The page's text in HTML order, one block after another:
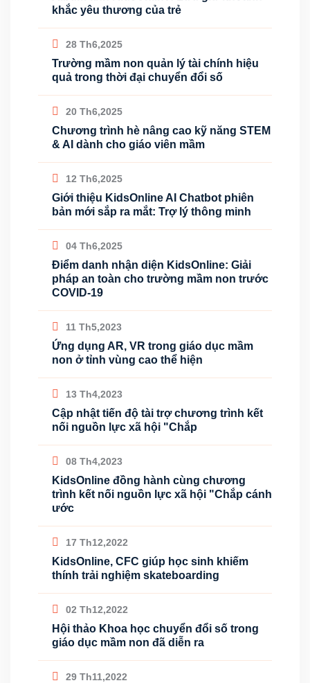
khắc yêu thương của trẻ
28 Th6,2025
Trường mầm non quản lý tài chính hiệu
quả trong thời đại chuyển đổi số
20 Th6,2025
Chương trình hè nâng cao kỹ năng STEM
& AI dành cho giáo viên mầm
12 Th6,2025
Giới thiệu KidsOnline AI Chatbot phiên
bản mới sắp ra mắt: Trợ lý thông minh
04 Th6,2025
Điểm danh nhận diện KidsOnline: Giải
pháp an toàn cho trường mầm non trước
COVID-19
11 Th5,2023
Ứng dụng AR, VR trong giáo dục mầm
non ở tỉnh vùng cao thể hiện
13 Th4,2023
Cập nhật tiến độ tài trợ chương trình kết
nối nguồn lực xã hội "Chắp
08 Th4,2023
KidsOnline đồng hành cùng chương
trình kết nối nguồn lực xã hội "Chắp cánh
ước
17 Th12,2022
KidsOnline, CFC giúp học sinh khiếm
thính trải nghiệm skateboarding
02 Th12,2022
Hội thảo Khoa học chuyển đổi số trong
giáo dục mầm non đã diễn ra
29 Th11,2022